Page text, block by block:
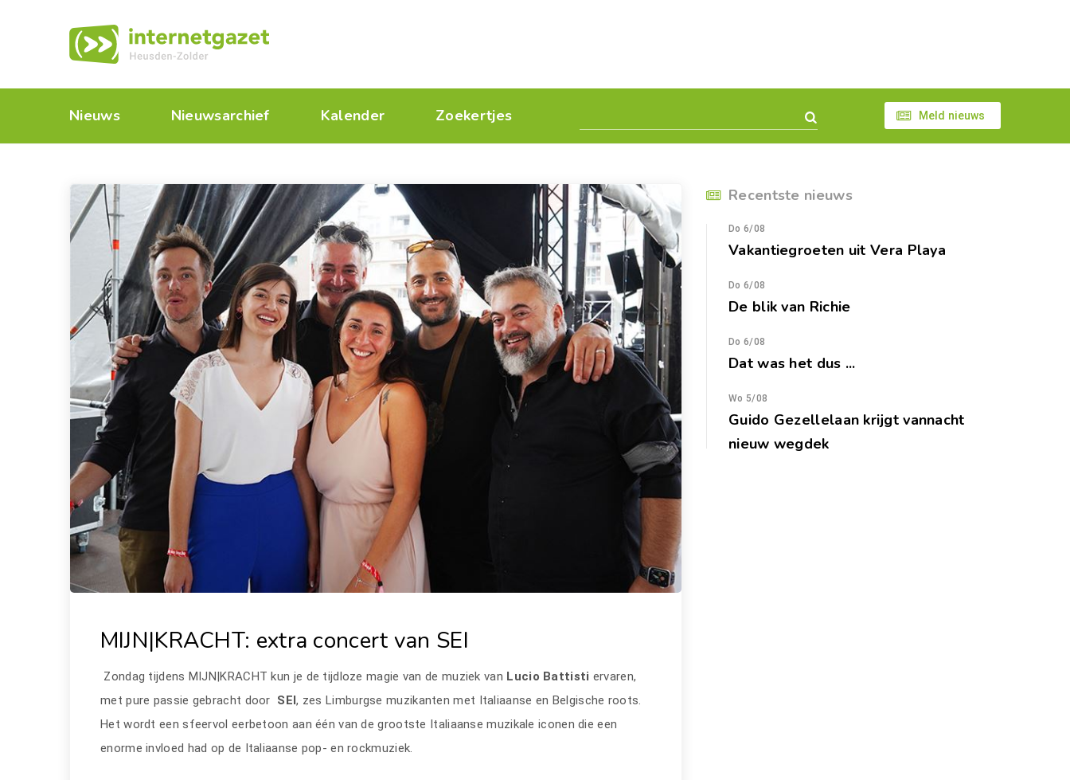
Nieuws Nieuwsarchief Kalender Zoekertjes Meld nieuws
MIJN|KRACHT: extra concert van SEI
Zondag tijdens MIJN|KRACHT kun je de tijdloze magie van de muziek van Lucio Battisti ervaren,
met pure passie gebracht door SEI, zes Limburgse muzikanten met Italiaanse en Belgische roots.
Het wordt een sfeervol eerbetoon aan één van de grootste Italiaanse muzikale iconen die een
enorme invloed had op de Italiaanse pop- en rockmuziek.
Recentste nieuws
Do 6/08
Vakantiegroeten uit Vera Playa
Do 6/08
De blik van Richie
Do 6/08
Dat was het dus ...
Wo 5/08
Guido Gezellelaan krijgt vannacht
nieuw wegdek